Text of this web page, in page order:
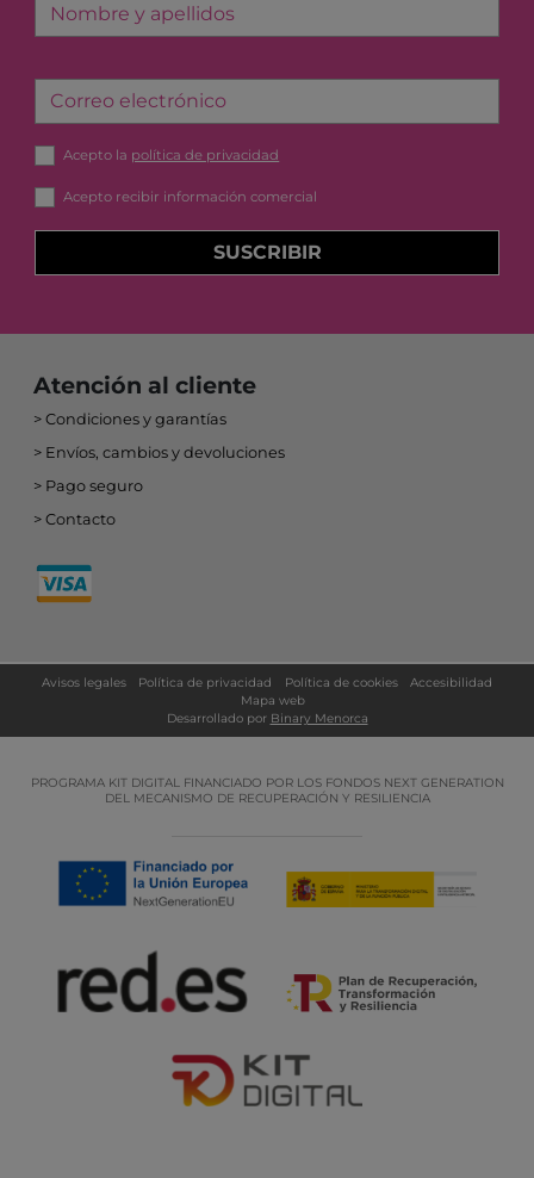
Nombre y apellidos
Correo electrónico
Acepto la política de privacidad
Acepto recibir información comercial
SUSCRIBIR
Atención al cliente
Condiciones y garantías
Envíos, cambios y devoluciones
Pago seguro
Contacto
Avisos legales Política de privacidad Política de cookies
Accesibilidad
Mapa web
Desarrollado por Binary Menorca
PROGRAMA KIT DIGITAL FINANCIADO POR LOS FONDOS NEXT GENERATION
DEL MECANISMO DE RECUPERACIÓN Y RESILIENCIA